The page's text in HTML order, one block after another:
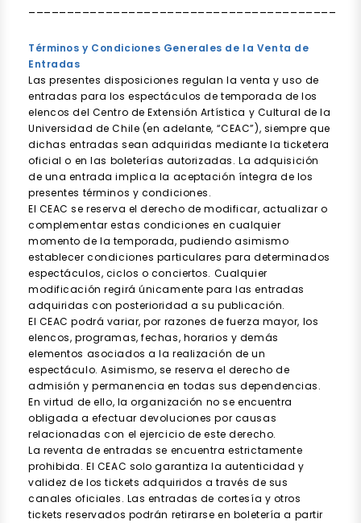
Términos y Condiciones Generales de la Venta de
Entradas
Las presentes disposiciones regulan la venta y uso de
entradas para los espectáculos de temporada de los
elencos del Centro de Extensión Artística y Cultural de la
Universidad de Chile (en adelante, “CEAC”), siempre que
dichas entradas sean adquiridas mediante la ticketera
oficial o en las boleterías autorizadas. La adquisición
de una entrada implica la aceptación íntegra de los
presentes términos y condiciones.
El CEAC se reserva el derecho de modificar, actualizar o
complementar estas condiciones en cualquier
momento de la temporada, pudiendo asimismo
establecer condiciones particulares para determinados
espectáculos, ciclos o conciertos. Cualquier
modificación regirá únicamente para las entradas
adquiridas con posterioridad a su publicación.
El CEAC podrá variar, por razones de fuerza mayor, los
elencos, programas, fechas, horarios y demás
elementos asociados a la realización de un
espectáculo. Asimismo, se reserva el derecho de
admisión y permanencia en todas sus dependencias.
En virtud de ello, la organización no se encuentra
obligada a efectuar devoluciones por causas
relacionadas con el ejercicio de este derecho.
La reventa de entradas se encuentra estrictamente
prohibida. El CEAC solo garantiza la autenticidad y
validez de los tickets adquiridos a través de sus
canales oficiales. Las entradas de cortesía y otros
tickets reservados podrán retirarse en boletería a partir